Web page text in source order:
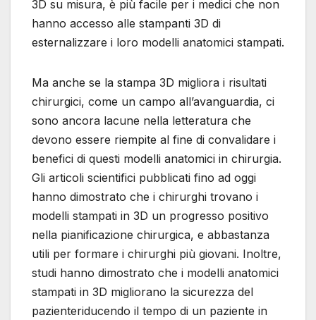
3D su misura, è più facile per i medici che non
hanno accesso alle stampanti 3D di
esternalizzare i loro modelli anatomici stampati.
Ma anche se la stampa 3D migliora i risultati
chirurgici, come un campo all’avanguardia, ci
sono ancora lacune nella letteratura che
devono essere riempite al fine di convalidare i
benefici di questi modelli anatomici in chirurgia.
Gli articoli scientifici pubblicati fino ad oggi
hanno dimostrato che i chirurghi trovano i
modelli stampati in 3D un progresso positivo
nella pianificazione chirurgica, e abbastanza
utili per formare i chirurghi più giovani. Inoltre,
studi hanno dimostrato che i modelli anatomici
stampati in 3D migliorano la sicurezza del
pazienteriducendo il tempo di un paziente in